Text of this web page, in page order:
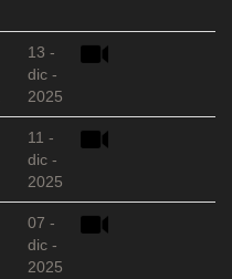
13 -
dic -
2025
11 -
dic -
2025
07 -
dic -
2025